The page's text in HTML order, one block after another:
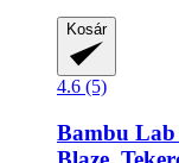
Kosár
4.6 (5)
Bambu Lab